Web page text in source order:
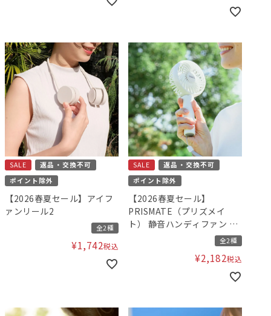
SALE
返品・交換不可
ポイント除外
【2026春夏セール】アイフ
ァンリール2
全2種
¥1,742税込
SALE
返品・交換不可
ポイント除外
【2026春夏セール】
PRISMATE（プリズメイ
ト） 静音ハンディファン ア
全2種
¥2,182税込